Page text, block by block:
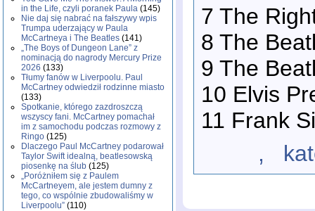
in the Life, czyli poranek Paula (145)
Nie daj się nabrać na fałszywy wpis
Trumpa uderzający w Paula
McCartneya i The Beatles (141)
„The Boys of Dungeon Lane” z
nominacją do nagrody Mercury Prize
2026 (133)
Tłumy fanów w Liverpoolu. Paul
McCartney odwiedził rodzinne miasto
(133)
Spotkanie, którego zazdroszczą
wszyscy fani. McCartney pomachał
im z samochodu podczas rozmowy z
Ringo (125)
Dlaczego Paul McCartney podarował
Taylor Swift idealną, beatlesowską
piosenkę na ślub (125)
„Poróżniłem się z Paulem
McCartneyem, ale jestem dumny z
tego, co wspólnie zbudowaliśmy w
Liverpoolu” (110)
7 The
8 The
9 The
10 Elvis
11 Frank
,